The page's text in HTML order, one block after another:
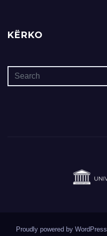
KËRKO
Proudly powered by WordPress